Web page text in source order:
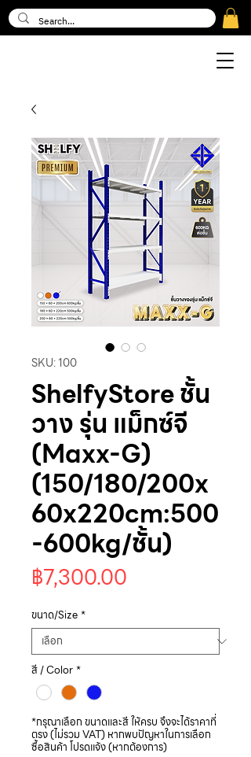
SKU: 100
ShelfyStore ชั้น
วาง รุ่น แม็กซ์จี
(Maxx-G)
(150/180/200x
60x220cm:500
-600kg/ชั้น)
฿7,300.00
ขนาด/Size*
สี / Color*
*กรุณาเลือก ขนาดและสี ให้ครบ จึงจะได้ราคาที่
ตรง (ไม่รวม VAT) หากพบปัญหาในการเลือก
ซื้อสินค้า โปรดแจ้ง (หากต้องการ)